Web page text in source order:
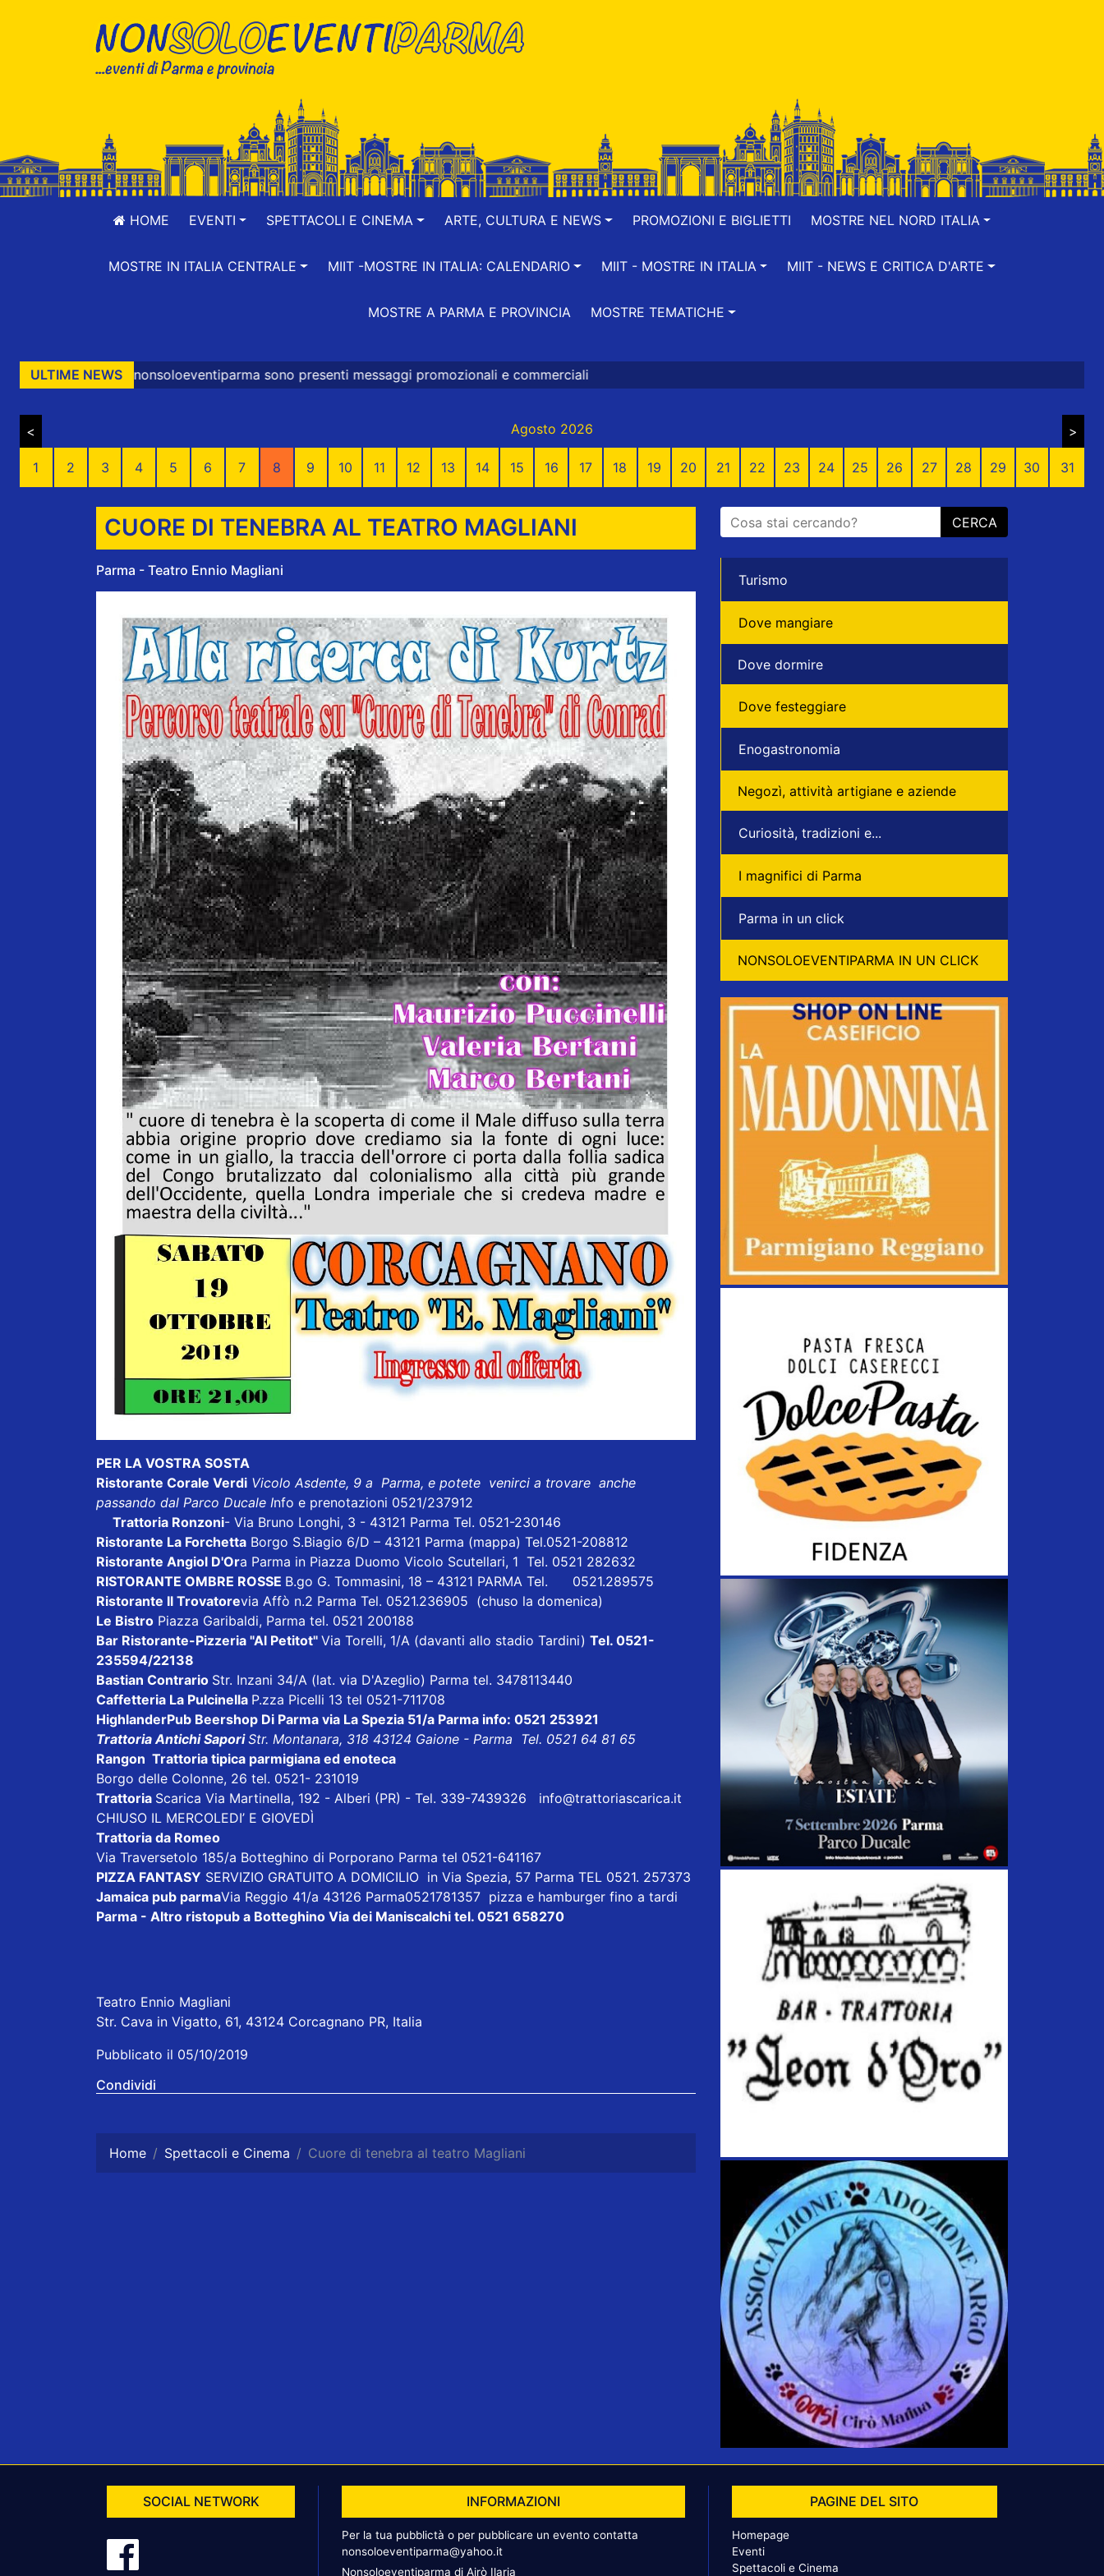
HOME EVENTI SPETTACOLI E CINEMA ARTE, CULTURA E NEWS PROMOZIONI E BIGLIETTI MOSTRE NEL NORD ITALIA
MOSTRE IN ITALIA CENTRALE MIIT -MOSTRE IN ITALIA: CALENDARIO MIIT - MOSTRE IN ITALIA MIIT - NEWS E CRITICA D'ARTE
MOSTRE A PARMA E PROVINCIA MOSTRE TEMATICHE
ULTIME NEWSsono presenti messaggi promozionali e commerciali
< Agosto 2026 >
1 2 3 4 5 6 7 8 9 10 11 12 13 14 15 16 17 18 19 20 21 22 23 24 25 26 27 28 29 30 31
CUORE DI TENEBRA AL TEATRO MAGLIANI
Parma - Teatro Ennio Magliani
PER LA VOSTRA SOSTA
Ristorante Corale Verdi Vicolo Asdente, 9 a Parma, e potete venirci a trovare anche
passando dal Parco Ducale Info e prenotazioni 0521/237912
Trattoria Ronzoni- Via Bruno Longhi, 3 - 43121 Parma Tel. 0521-230146
Ristorante La Forchetta Borgo S.Biagio 6/D – 43121 Parma (mappa) Tel.0521-208812
Ristorante Angiol D'Ora Parma in Piazza Duomo Vicolo Scutellari, 1 Tel. 0521 282632
RISTORANTE OMBRE ROSSE B.go G. Tommasini, 18 – 43121 PARMA Tel. 0521.289575
Ristorante Il Trovatorevia Affò n.2 Parma Tel. 0521.236905 (chuso la domenica)
Le Bistro Piazza Garibaldi, Parma tel. 0521 200188
Bar Ristorante-Pizzeria "Al Petitot" Via Torelli, 1/A (davanti allo stadio Tardini) Tel. 0521-
235594/22138
Bastian Contrario Str. Inzani 34/A (lat. via D'Azeglio) Parma tel. 3478113440
Caffetteria La Pulcinella P.zza Picelli 13 tel 0521-711708
HighlanderPub Beershop Di Parma via La Spezia 51/a Parma info: 0521 253921
Trattoria Antichi SaporiStr. Montanara, 318 43124 Gaione - Parma Tel. 0521 64 81 65
Rangon Trattoria tipica parmigiana ed enoteca
Borgo delle Colonne, 26 tel. 0521- 231019
Trattoria Scarica Via Martinella, 192 - Alberi (PR) - Tel. 339-7439326 info@trattoriascarica.it
CHIUSO IL MERCOLEDI’ E GIOVEDÌ
Trattoria da Romeo
Via Traversetolo 185/a Botteghino di Porporano Parma tel 0521-641167
PIZZA FANTASY SERVIZIO GRATUITO A DOMICILIO in Via Spezia, 57 Parma TEL 0521. 257373
Jamaica pub parmaVia Reggio 41/a 43126 Parma0521781357 pizza e hamburger fino a tardi
Parma - Altro ristopub a Botteghino Via dei Maniscalchi tel. 0521 658270
Teatro Ennio Magliani
Str. Cava in Vigatto, 61, 43124 Corcagnano PR, Italia
Pubblicato il 05/10/2019
Condividi
Home Spettacoli e Cinema Cuore di tenebra al teatro Magliani
CERCA
Turismo
Dove mangiare
Dove dormire
Dove festeggiare
Enogastronomia
Negozì, attività artigiane e aziende
Curiosità, tradizioni e...
I magnifici di Parma
Parma in un click
NONSOLOEVENTIPARMA IN UN CLICK
SOCIAL NETWORK INFORMAZIONI
Per la tua pubblictà o per pubblicare un evento contatta
nonsoloeventiparma@yahoo.it
Nonsoloeventiparma di Airò Ilaria
PAGINE DEL SITO
Homepage
Eventi
Spettacoli e Cinema